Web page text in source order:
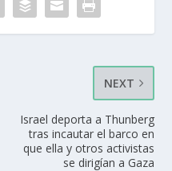
NEXT
Israel deporta a Thunberg
tras incautar el barco en
que ella y otros activistas
se dirigían a Gaza